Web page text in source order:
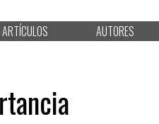
ARTÍCULOS AUTORES